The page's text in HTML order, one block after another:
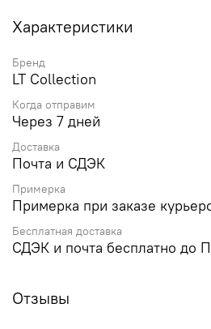
Характеристики
Бренд
LT Collection
Когда отправим
Через 7 дней
Доставка
Почта и СДЭК
Примерка
Примерка при заказе
Бесплатная доставка
СДЭК и почта бесплатно до
Отзывы